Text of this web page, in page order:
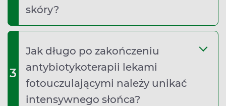
skóry?
3
Jak długo po zakończeniu
antybiotykoterapii lekami
fotouczulającymi należy unikać
intensywnego słońca?